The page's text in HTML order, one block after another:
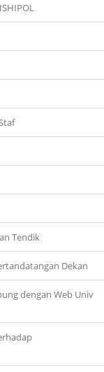
Tendik
Dekan
dengan Web Univ